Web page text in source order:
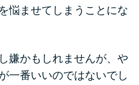
悩ませてしまうことにな
嫌かもしれませんが、や
一番いいのではないでし